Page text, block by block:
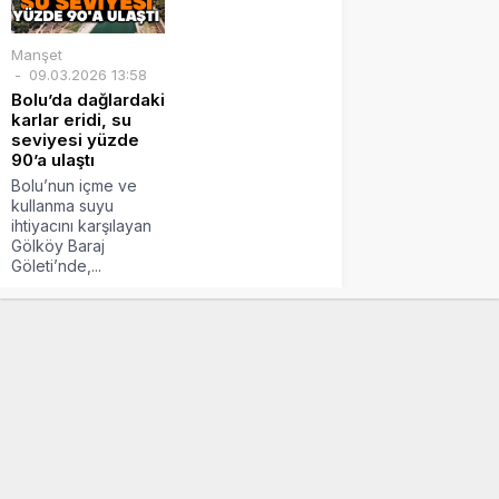
Manşet
09.03.2026 13:58
Bolu’da dağlardaki
karlar eridi, su
seviyesi yüzde
90’a ulaştı
Bolu’nun içme ve
kullanma suyu
ihtiyacını karşılayan
Gölköy Baraj
Göleti’nde,...